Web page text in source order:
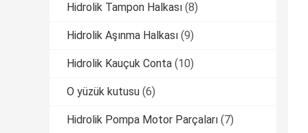
Hidrolik Tampon Halkası (8)
Hidrolik Aşınma Halkası (9)
Hidrolik Kauçuk Conta (10)
O yüzük kutusu (6)
Hidrolik Pompa Motor Parçaları (7)